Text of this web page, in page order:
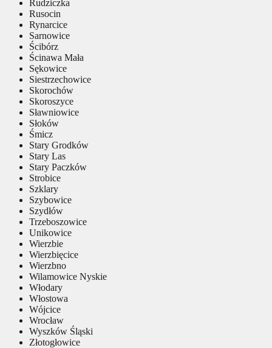
Rudziczka
Rusocin
Rynarcice
Sarnowice
Ścibórz
Ścinawa Mała
Sękowice
Siestrzechowice
Skorochów
Skoroszyce
Sławniowice
Słoków
Śmicz
Stary Grodków
Stary Las
Stary Paczków
Strobice
Szklary
Szybowice
Szydłów
Trzeboszowice
Unikowice
Wierzbie
Wierzbięcice
Wierzbno
Wilamowice Nyskie
Włodary
Włostowa
Wójcice
Wrocław
Wyszków Śląski
Złotogłowice